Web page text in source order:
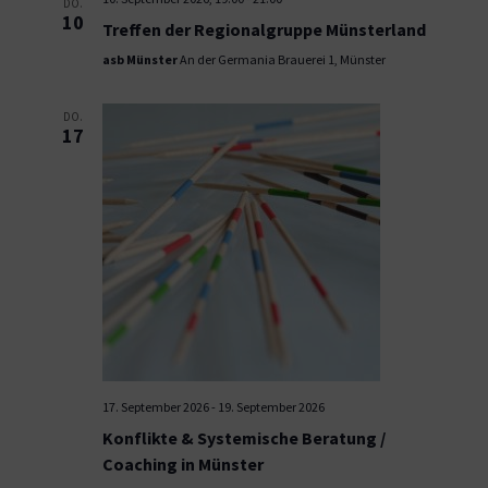
DO.
10 Treffen der Regionalgruppe Münsterland
asb MünsterAn der Germania Brauerei 1, Münster
DO.
17
17. September 2026- 19. September 2026
Konflikte & Systemische Beratung /
Coaching in Münster